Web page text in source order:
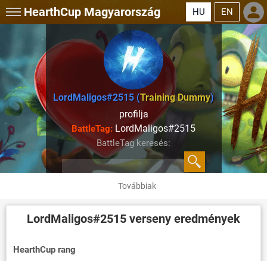
HearthCup Magyarország HU EN
LordMaligos#2515 (Training Dummy)
profilja
BattleTag: LordMaligos#2515
BattleTag keresés:
Továbbiak
LordMaligos#2515 verseny eredmények
HearthCup rang